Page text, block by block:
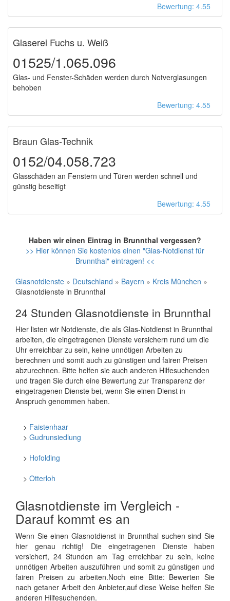
Bewertung: 4.55
Glaserei Fuchs u. Weiß
01525/1.065.096
Glas- und Fenster-Schäden werden durch Notverglasungen
behoben
Bewertung: 4.55
Braun Glas-Technik
0152/04.058.723
Glasschäden an Fenstern und Türen werden schnell und
günstig beseitigt
Bewertung: 4.55
Haben wir einen Eintrag in Brunnthal vergessen?
>> Hier können Sie kostenlos einen "Glas-Notdienst für
Brunnthal" eintragen! <<
Glasnotdienste » Deutschland » Bayern » Kreis München »
Glasnotdienste in Brunnthal
24 Stunden Glasnotdienste in Brunnthal
Hier listen wir Notdienste, die als Glas-Notdienst in Brunnthal
arbeiten, die eingetragenen Dienste versichern rund um die
Uhr erreichbar zu sein, keine unnötigen Arbeiten zu
berechnen und somit auch zu günstigen und fairen Preisen
abzurechnen. Bitte helfen sie auch anderen Hilfesuchenden
und tragen Sie durch eine Bewertung zur Transparenz der
eingetragenen Dienste bei, wenn Sie einen Dienst in
Anspruch genommen haben.
> Faistenhaar
> Gudrunsiedlung
> Hofolding
> Otterloh
Glasnotdienste im Vergleich -
Darauf kommt es an
Wenn Sie einen Glasnotdienst in Brunnthal suchen sind Sie
hier genau richtig! Die eingetragenen Dienste haben
versichert, 24 Stunden am Tag erreichbar zu sein, keine
unnötigen Arbeiten auszuführen und somit zu günstigen und
fairen Preisen zu arbeiten.Noch eine Bitte: Bewerten Sie
nach getaner Arbeit den Anbieter,auf diese Weise helfen Sie
anderen Hilfesuchenden.